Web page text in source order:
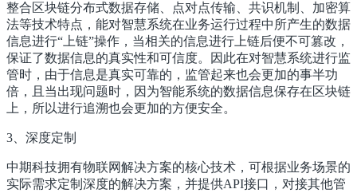
整合区块链分布式数据存储、点对点传输、共识机制、加密算
法等技术特点，能对智慧系统在业务运行过程中所产生的数据
信息进行“上链”操作，当相关的信息进行上链后便不可篡改，
保证了数据信息的真实性和可信度。因此在对智慧系统进行监
管时，由于信息是真实可靠的，监管起来也会更加的事半功
倍，且当出现问题时，因为智能系统的数据信息保存在区块链
上，所以进行追溯也会更加的方便安全。
3、深度定制
中期科技拥有物联网解决方案的核心技术，可根据业务场景的
实际需求定制深度的解决方案，并提供API接口，对接其他管